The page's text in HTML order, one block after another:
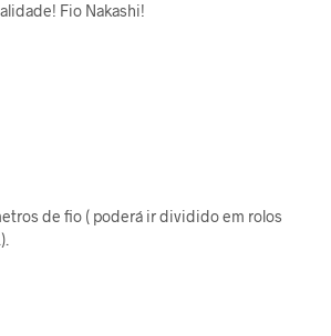
Fio Nakashi!
de fio ( poderá ir dividido em rolos